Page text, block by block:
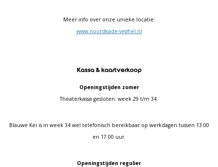
Meer info over onze unieke locatie:
www.noordkade-veghel.nl
Kassa & kaartverkoop
Openingstijden zomer
Theaterkassa gesloten: week 29 t/m 34.
Blauwe Kei is in week 34 wel telefonisch bereikbaar op werkdagen tussen 13.00
en 17.00 uur.
Openingstijden regulier